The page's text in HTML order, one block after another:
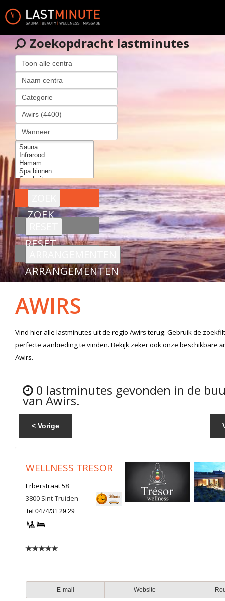
Zoekopdracht lastminutes
ZOEK
RESET
ARRANGEMENTEN
AWIRS
Vind hier alle lastminutes uit de regio Awirsterug. Gebruik de
perfecte aanbieding te vinden. Bekijk zeker ook onze beschikbare
Awirs.
0 lastminutes gevonden in de
van Awirs.
< Vorige
WELLNESS TRESOR
Erberstraat 58
3800 Sint-Truiden
Tel:0474/31 29 29
E-mail Website